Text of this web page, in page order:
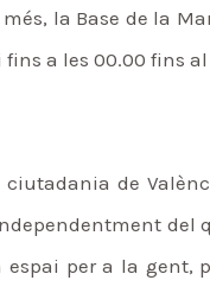
la Base de la
a les 00.00 fins al
de
del
per a la gent,